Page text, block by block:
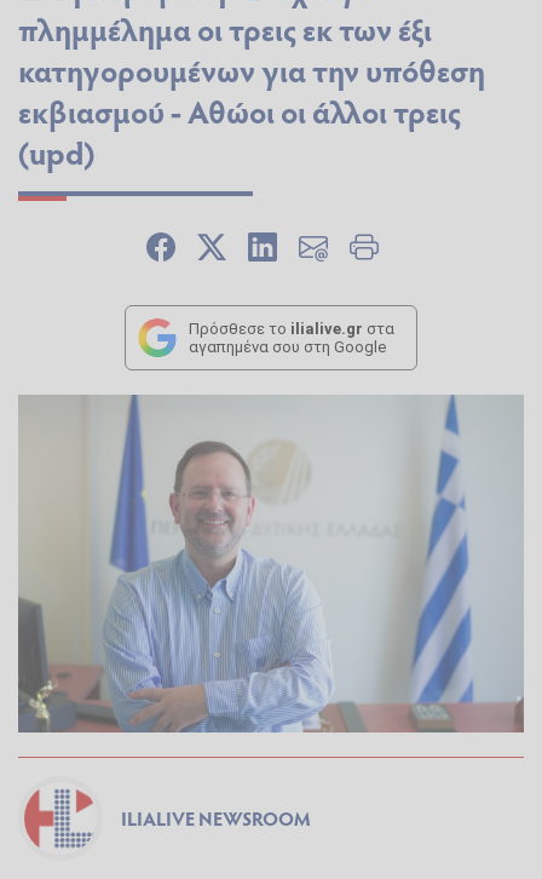
πλημμέλημα οι τρεις εκ των έξι
κατηγορουμένων για την υπόθεση
εκβιασμού - Αθώοι οι άλλοι τρεις
(upd)
Πρόσθεσε το ilialive.gr στα
αγαπημένα σου στη Google
ILIALIVE NEWSROOM